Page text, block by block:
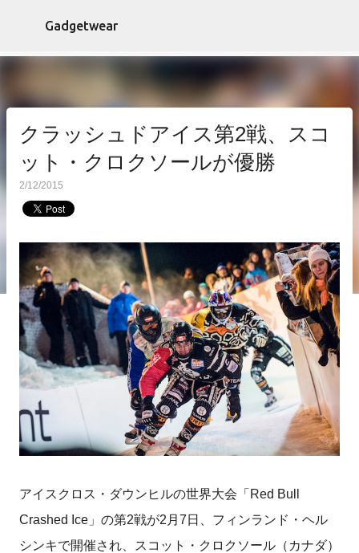
スキップしてメイン コンテンツに移動
Gadgetwear
クラッシュドアイス第2戦、スコ
ット・クロクソールが優勝
2/12/2015
アイスクロス・ダウンヒルの世界大会「Red Bull
Crashed Ice」の第2戦が2月7日、フィンランド・ヘル
シンキで開催され、スコット・クロクソール（カナダ）